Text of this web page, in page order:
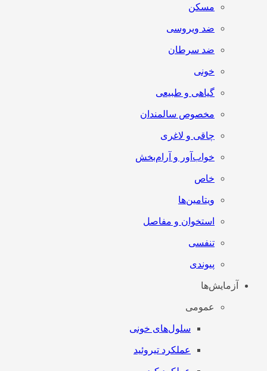
مسکن
ضد ویروسی
ضد سرطان
خونی
گیاهی و طبیعی
مخصوص سالمندان
چاقی و لاغری
خواب‌آور و آرام‌بخش
خاص
ویتامین‌ها
استخوان و مفاصل
تنفسی
پیوندی
آزمایش‌ها
عمومی
سلول‌های خونی
عملکرد تیروئید